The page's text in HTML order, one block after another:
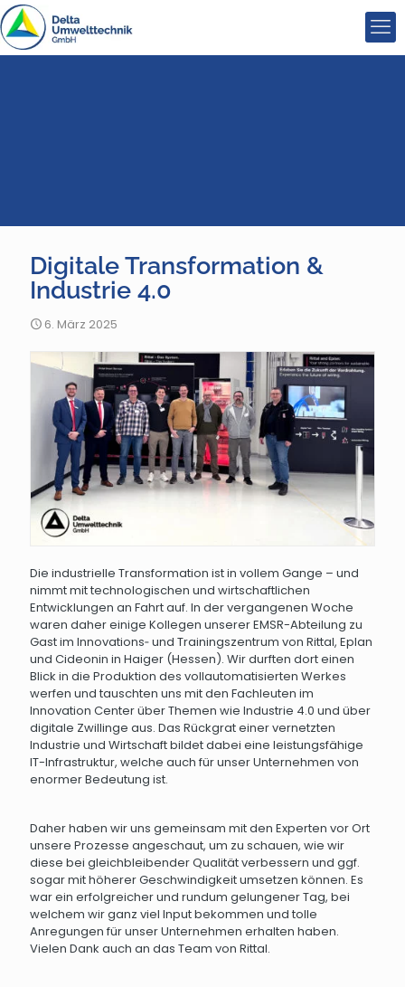
Digitale Transformation &
Industrie 4.0
6. März 2025
Die industrielle Transformation ist in vollem Gange – und
nimmt mit technologischen und wirtschaftlichen
Entwicklungen an Fahrt auf. In der vergangenen Woche
waren daher einige Kollegen unserer EMSR-Abteilung zu
Gast im Innovations‐ und Trainingszentrum von Rittal, Eplan
und Cideonin in Haiger (Hessen). Wir durften dort einen
Blick in die Produktion des vollautomatisierten Werkes
werfen und tauschten uns mit den Fachleuten im
Innovation Center über Themen wie Industrie 4.0 und über
digitale Zwillinge aus. Das Rückgrat einer vernetzten
Industrie und Wirtschaft bildet dabei eine leistungsfähige
IT-Infrastruktur, welche auch für unser Unternehmen von
enormer Bedeutung ist.
Daher haben wir uns gemeinsam mit den Experten vor Ort
unsere Prozesse angeschaut, um zu schauen, wie wir
diese bei gleichbleibender Qualität verbessern und ggf.
sogar mit höherer Geschwindigkeit umsetzen können. Es
war ein erfolgreicher und rundum gelungener Tag, bei
welchem wir ganz viel Input bekommen und tolle
Anregungen für unser Unternehmen erhalten haben.
Vielen Dank auch an das Team von Rittal.